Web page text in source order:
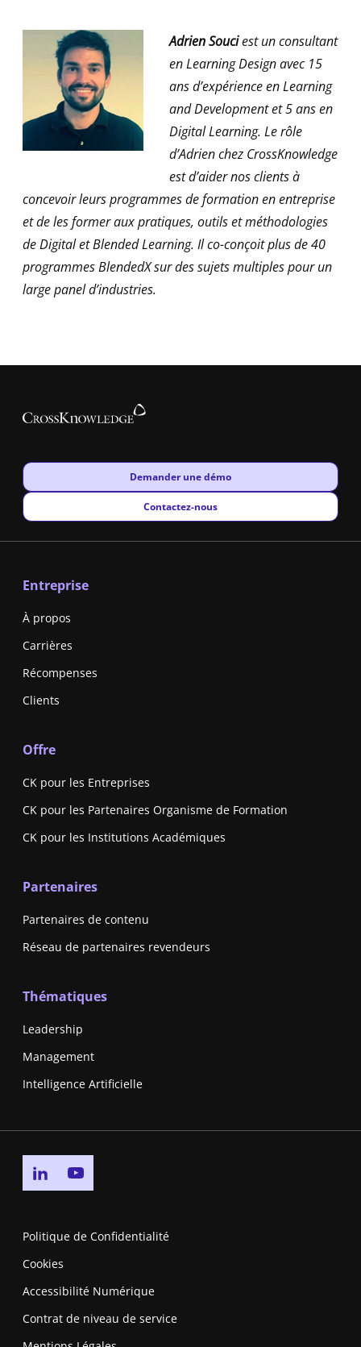
Adrien Souciest un consultant
en Learning Design avec 15
ans d’expérience en Learning
and Development et 5 ans en
Digital Learning. Le rôle
d’Adrien chez CrossKnowledge
est d’aider nos clients à
concevoir leurs programmes de formation en entreprise
et de les former aux pratiques, outils et méthodologies
de Digital et Blended Learning. Il co-conçoit plus de 40
programmes BlendedX sur des sujets multiples pour un
large panel d’industries.
New window
Demander une démo
New window
Contactez-nous
Entreprise
À propos
Carrières
Récompenses
Clients
Offre
CK pour les Entreprises
CK pour les Partenaires Organisme de Formation
CK pour les Institutions Académiques
Partenaires
Partenaires de contenu
Réseau de partenaires revendeurs
Thématiques
Leadership
Management
Intelligence Artificielle
Go to linkedin page
Politique de Confidentialité
Cookies
Accessibilité Numérique
Contrat de niveau de service